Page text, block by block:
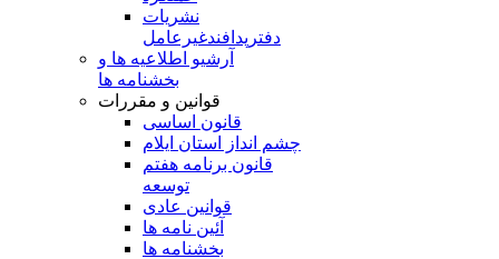
نشريات
دفترپدافندغيرعامل
آرشیو اطلاعیه ها و
بخشنامه ها
قوانین و مقررات
قانون اساسی
چشم انداز استان ایلام
قانون برنامه هفتم
توسعه
قوانین عادی
آئین نامه ها
بخشنامه ها